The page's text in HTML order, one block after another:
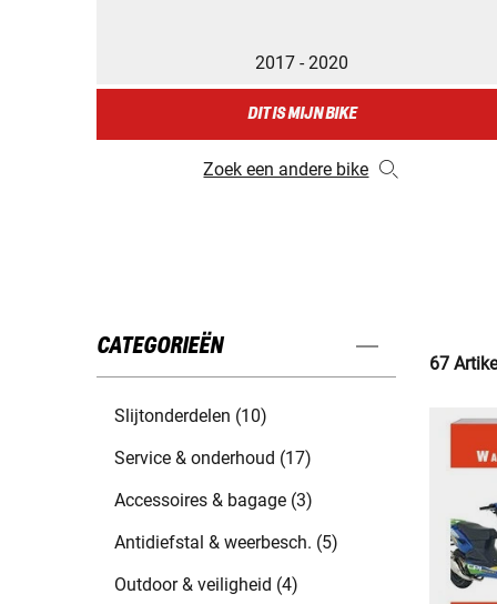
2017 - 2020
DIT IS MIJN BIKE
Zoek een andere bike
CATEGORIEËN
Slijtonderdelen (10)
Service & onderhoud (17)
Accessoires & bagage (3)
Antidiefstal & weerbesch. (5)
Outdoor & veiligheid (4)
67